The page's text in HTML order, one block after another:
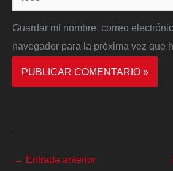
Guardar mi nombre, correo
navegador para la próxima vez que
← Entrada anterior